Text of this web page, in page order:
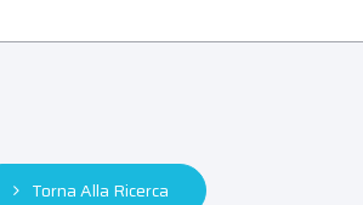
Torna Alla Ricerca